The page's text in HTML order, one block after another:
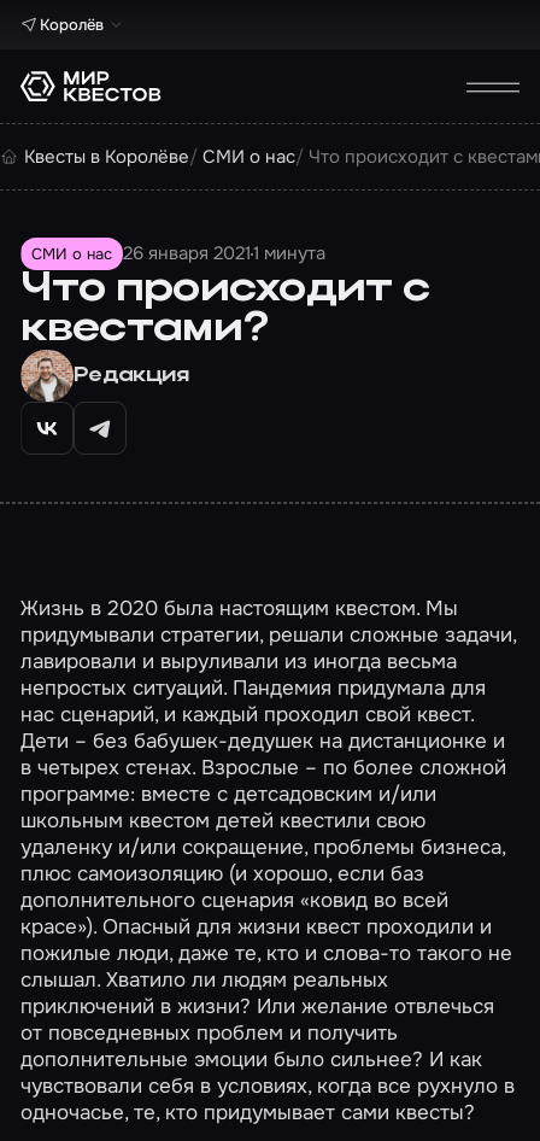
Королёв
Квесты в Королёве СМИ о нас Что происходит с
СМИ о нас 26 января 20211 минута
Что происходит с
квестами?
Редакция
Жизнь в 2020 была настоящим квестом. Мы
придумывали стратегии, решали сложные задачи,
лавировали и выруливали из иногда весьма
непростых ситуаций. Пандемия придумала для
нас сценарий, и каждый проходил свой квест.
Дети – без бабушек-дедушек на дистанционке и
в четырех стенах. Взрослые – по более сложной
программе: вместе с детсадовским и/или
школьным квестом детей квестили свою
удаленку и/или сокращение, проблемы бизнеса,
плюс самоизоляцию (и хорошо, если баз
дополнительного сценария «ковид во всей
красе»). Опасный для жизни квест проходили и
пожилые люди, даже те, кто и слова-то такого не
слышал. Хватило ли людям реальных
приключений в жизни? Или желание отвлечься
от повседневных проблем и получить
дополнительные эмоции было сильнее? И как
чувствовали себя в условиях, когда все рухнуло в
одночасье, те, кто придумывает сами квесты?